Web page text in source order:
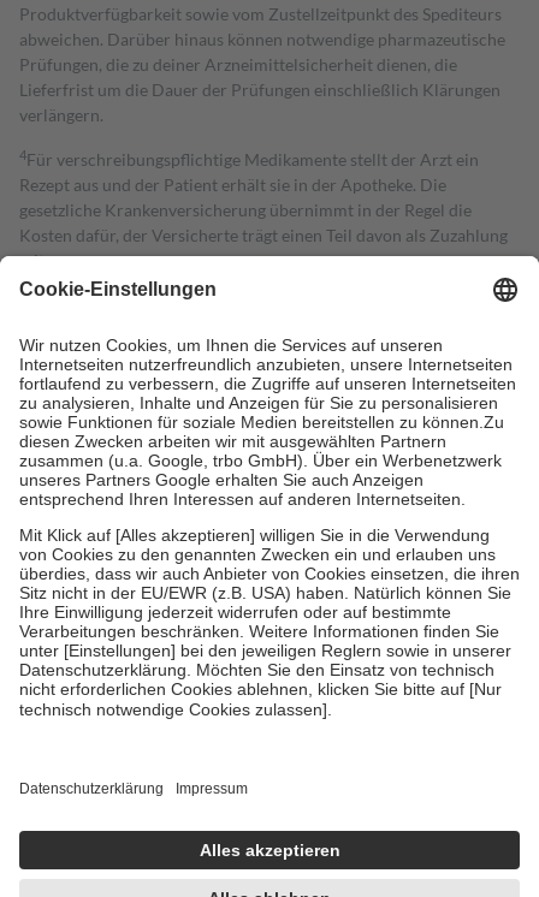
Produktverfügbarkeit sowie vom Zustellzeitpunkt des Spediteurs
abweichen. Darüber hinaus können notwendige pharmazeutische
Prüfungen, die zu deiner Arzneimittelsicherheit dienen, die
Lieferfrist um die Dauer der Prüfungen einschließlich Klärungen
verlängern.
4Für verschreibungspflichtige Medikamente stellt der Arzt ein
Rezept aus und der Patient erhält sie in der Apotheke. Die
gesetzliche Krankenversicherung übernimmt in der Regel die
Kosten dafür, der Versicherte trägt einen Teil davon als Zuzahlung
mit.
Grundsätzlich leisten Mitglieder Zuzahlungen in Höhe von zehn
höchstens zehn Euro.
Es sind jedoch nie mehr als die tatsächlichen
Kosten der Leistung zu entrichten.
Diese Regeln gelten grundsätzlich auch für Online-Apotheken.
Bei Heilmitteln und häuslicher Krankenpflege beträgt die
Zuzahlung zehn Prozent der Kosten sowie zehn Euro je
Verordnung.
Um das Engagement der Versicherten für ihre eigene Gesundheit zu
stärken und die besondere Stellung der Familie zu unterstützen,
fallenkeine Zuzahlungenan bei:
• Kindern und Jugendlichen bis zum vollendeten 18. Lebensjahr
mit Ausnahme der Fahrkosten
• Untersuchungen zur Vorsorge und Früherkennung, die von der
GKV getragen werden
• empfohlenen Schutzimpfungen
• Harn- und Blutteststreifen
getroffen, um sicherzustellen, dass es sich um echte Bewertungen
https://help.etrusted.com/hc/de/articles/4419944605341
Einige Bilder und Inhalte wurden unter Zuhilfenahme künstlicher